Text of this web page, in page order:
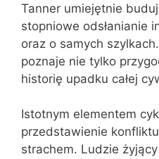
Tanner umiejętnie
stopniowe odsłanianie
oraz o samych
poznaje nie tylko
historię upadku całej
Istotnym elementem
przedstawienie
strachem. Ludzie